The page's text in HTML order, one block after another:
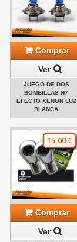
Comprar
Ver
JUEGO DE DOS
BOMBILLAS H7
EFECTO XENON LUZ
BLANCA
15,00 €
Comprar
Ver